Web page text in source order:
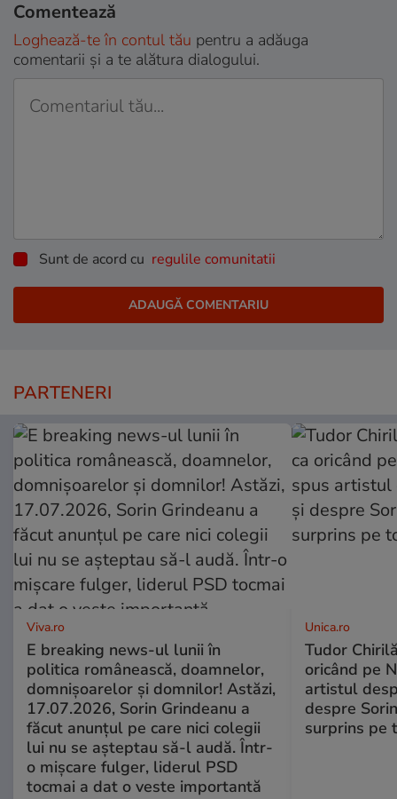
Comentează
Loghează-te în contul tău pentru a adăuga
comentarii și a te alătura dialogului.
Sunt de acord cu regulile comunitatii
PARTENERI
Viva.ro
E breaking news-ul lunii în
politica românească, doamnelor,
domnișoarelor și domnilor! Astăzi,
17.07.2026, Sorin Grindeanu a
făcut anunțul pe care nici colegii
lui nu se așteptau să-l audă. Într-
o mișcare fulger, liderul PSD
tocmai a dat o veste importantă
Unica.ro
Tudor
oricând pe
artistul
despre
surprins pe